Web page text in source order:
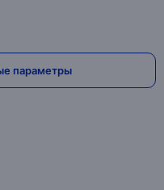
параметры